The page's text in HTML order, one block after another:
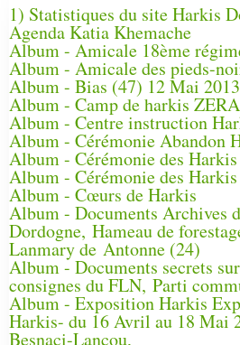
1) Statistiques du site Harkis
Agenda Katia Khemache
Album - Amicale 18ème
Album - Amicale des pieds-
Album - Bias (47) 12 Mai 2013
Album - Camp de harkis
Album - Centre instruction
Album - Cérémonie Abandon
Album - Cérémonie des Harkis
Album - Cérémonie des
Album - Cœurs de Harkis
Album - Documents Archives
Dordogne, Hameau de
Lanmary de Antonne (24)
Album - Documents secrets
consignes du FLN, Parti
Album - Exposition Harkis
Harkis- du 16 Avril au 18 Mai
Besnaci-Lancou,